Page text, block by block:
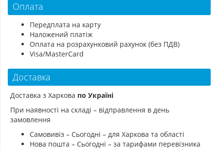
Оплата
Передплата на карту
Наложений платіж
Оплата на розрахунковий рахунок (без ПДВ)
Visa/MasterCard
Доставка
Доставка з Харкова по Україні
При наявності на складі – відправлення в день
замовлення
Самовивіз – Сьогодні – для Харкова та області
Нова пошта – Сьогодні – за тарифами перевізника